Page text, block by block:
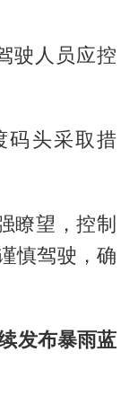
驶人员应控
码头采取措
瞭望，控制
慎驾驶，确
发布暴雨蓝